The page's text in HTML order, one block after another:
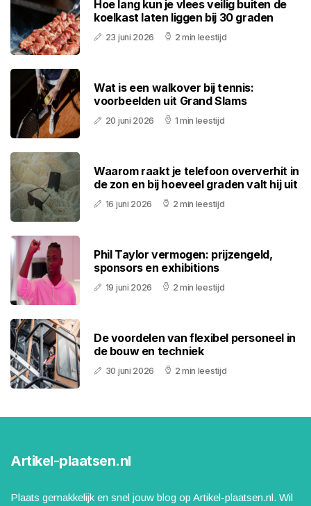
Hoe lang kun je vlees veilig buiten de
koelkast laten liggen bij 30 graden
23 juni 2026 2 min leestijd
Wat is een walkover bij tennis:
voorbeelden uit Grand Slams
20 juni 2026 1 min leestijd
Waarom raakt je telefoon oververhit in
de zon en bij hoeveel graden valt hij uit
16 juni 2026 2 min leestijd
Phil Taylor vermogen: prijzengeld,
sponsors en exhibitions
19 juni 2026 2 min leestijd
De voordelen van flexibel personeel in
de bouw en techniek
30 juni 2026 2 min leestijd
Artikel-plaatsen.nl
Plaats gemakkelijk en snel jouw blog op Artikel-plaatsen.nl. Wil